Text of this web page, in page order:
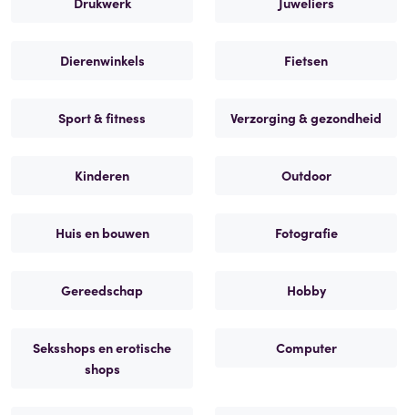
Dierenwinkels Fietsen
Sport & fitness Verzorging & gezondheid
Kinderen Outdoor
Huis en bouwen Fotografie
Gereedschap Hobby
Seksshops en erotische
shops
Computer